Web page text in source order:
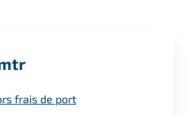
frais de port